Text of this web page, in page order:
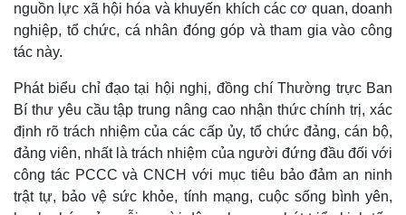
nguồn lực xã hội hóa và khuyến khích các cơ quan, doanh
nghiệp, tổ chức, cá nhân đóng góp và tham gia vào công
tác này.
Phát biểu chỉ đạo tại hội nghị, đồng chí Thường trực Ban
Bí thư yêu cầu tập trung nâng cao nhận thức chính trị, xác
định rõ trách nhiệm của các cấp ủy, tổ chức đảng, cán bộ,
đảng viên, nhất là trách nhiệm của người đứng đầu đối với
công tác PCCC và CNCH với mục tiêu bảo đảm an ninh
trật tự, bảo vệ sức khỏe, tính mạng, cuộc sống bình yên,